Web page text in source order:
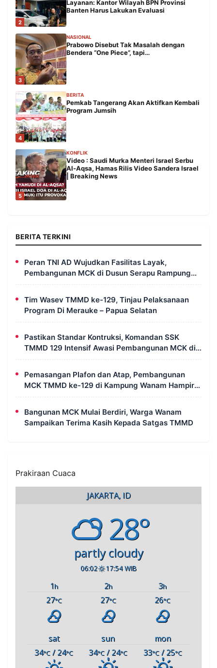
2
Layanan: Kantor Wilayah BPN Provinsi
Banten Harus Lakukan Evaluasi
3
NASIONAL
Prabowo Disebut Tak Masalah dengan
Bendera “One Piece”, tapi…
4
BERITA
Pemkab Tangerang Akan Aktifkan Kembali
Program Jumsih
5
KONFLIK
Video : Saudi Murka Menteri Israel Serbu
Al-Aqsa, Hamas Rilis Video Sandera Israel
| Breaking News
BERITA TERKINI
Peran TNI AD Wujudkan Fasilitas Layak,
Pembangunan MCK di Dusun Serapu Rampung
Dikerjakan
Tim Wasev TMMD ke-129, Tinjau Pelaksanaan
Program Di Merauke – Papua Selatan
Pastikan Standar Kontruksi, Komandan SSK
TMMD 129 Intensif Awasi Pembangunan MCK di
Wanam
Pemasangan Plafon dan Atap, Pembangunan
MCK TMMD ke-129 di Kampung Wanam Hampir
Rampung
Bangunan MCK Mulai Berdiri, Warga Wanam
Sampaikan Terima Kasih Kepada Satgas TMMD
Prakiraan Cuaca
JAKARTA, ID
28°
partly cloudy
06:02 17:54 WIB
1h 2h 3h
27°C 27°C 26°C
sat sun
mon
34°C / 24°C 34°C / 24°C 33°C/ 25°C